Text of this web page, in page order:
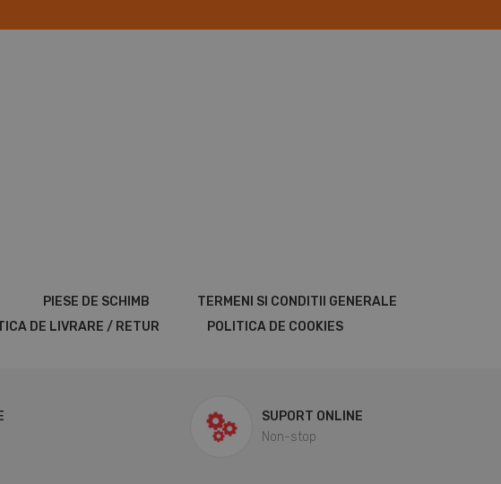
PIESE DE SCHIMB
TERMENI SI CONDITII GENERALE
DE LIVRARE / RETUR POLITICA DE COOKIES
SUPORT ONLINE
Non-stop